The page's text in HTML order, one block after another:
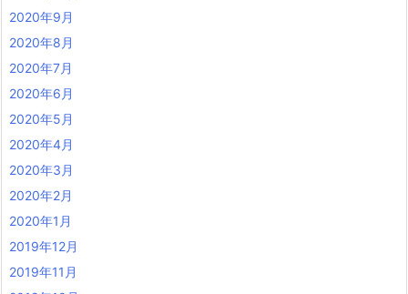
2020年9月
2020年8月
2020年7月
2020年6月
2020年5月
2020年4月
2020年3月
2020年2月
2020年1月
2019年12月
2019年11月